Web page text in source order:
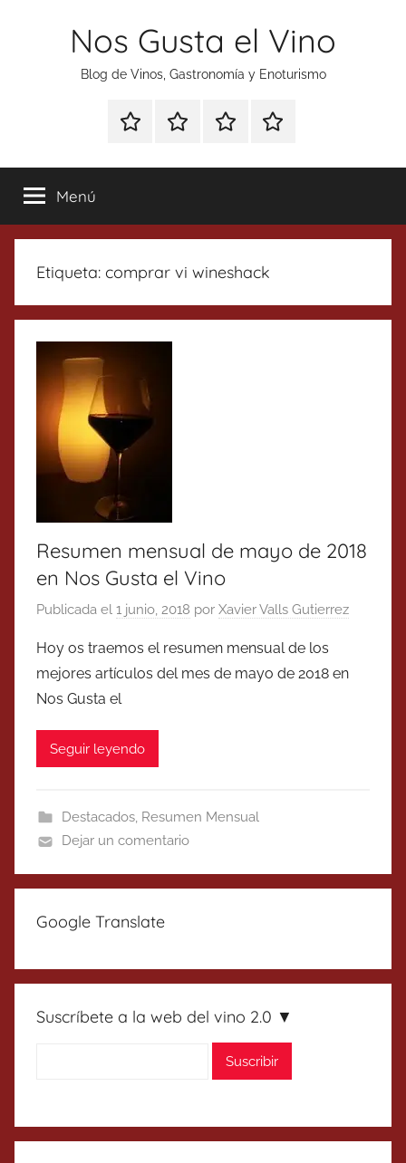
Nos Gusta el Vino
Blog de Vinos, Gastronomía y Enoturismo
Especial
Tonics
Enoturismo
Gastronomía
RankingContacto
Menú
Etiqueta: comprar vi wineshack
Resumen mensual de mayo de 2018
en Nos Gusta el Vino
Publicada el 1 junio, 2018 por Xavier Valls Gutierrez
Hoy os traemos el resumen mensual de los
mejores artículos del mes de mayo de 2018 en
Nos Gusta el
Seguir leyendo
Destacados, Resumen Mensual
Dejar un comentario
Google Translate
Suscríbete a la web del vino 2.0 ▼